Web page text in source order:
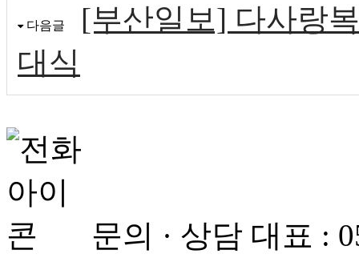
다음글
[부산일보] 다사랑
대식
문의 · 상담 대표 :